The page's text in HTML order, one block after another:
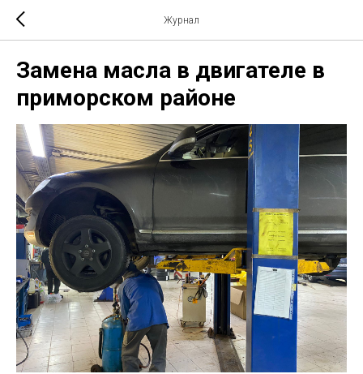
Журнал
Замена масла в двигателе в
приморском районе